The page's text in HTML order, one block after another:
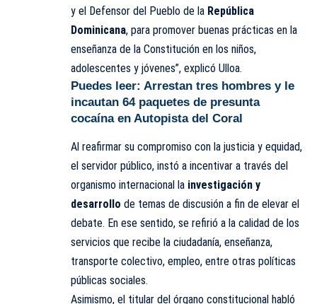
y el Defensor del Pueblo de la República
Dominicana, para promover buenas prácticas en la
enseñanza de la Constitución en los niños,
adolescentes y jóvenes”, explicó Ulloa.
Puedes leer: Arrestan tres hombres y le
incautan 64 paquetes de presunta
cocaína en Autopista del Coral
Al reafirmar su compromiso con la justicia y equidad,
el servidor público, instó a incentivar a través del
organismo internacional la investigación y
desarrollo de temas de discusión a fin de elevar el
debate. En ese sentido, se refirió a la calidad de los
servicios que recibe la ciudadanía, enseñanza,
transporte colectivo, empleo, entre otras políticas
públicas sociales.
Asimismo, el titular del órgano constitucional habló